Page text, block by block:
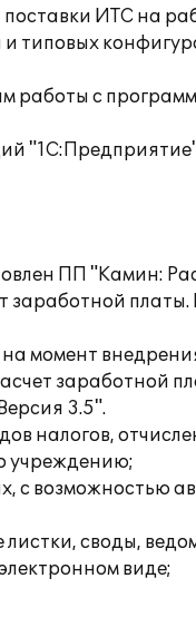
ИТС на
типовых
работы с
ПП "Камин:
момент
заработной
3.5".
налогов,
учреждению;
возможностью
своды,
виде;